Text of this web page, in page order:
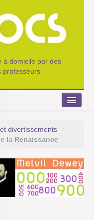
à domicile par des
professeurs
divertissements
>
la Renaissance